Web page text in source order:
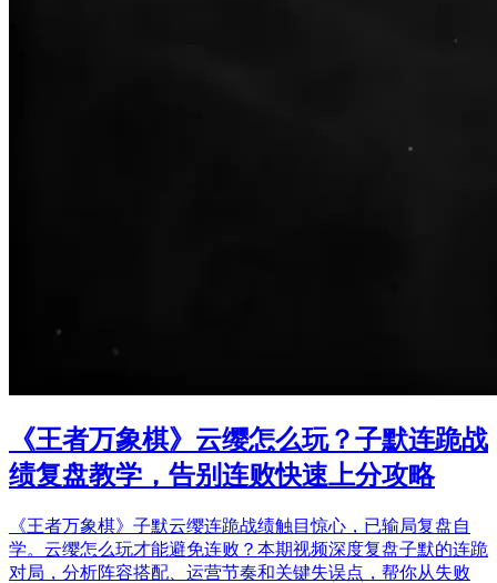
《王者万象棋》云缨怎么玩？子默连跪战
绩复盘教学，告别连败快速上分攻略
《王者万象棋》子默云缨连跪战绩触目惊心，已输局复盘自
学。云缨怎么玩才能避免连败？本期视频深度复盘子默的连跪
对局，分析阵容搭配、运营节奏和关键失误点，帮你从失败